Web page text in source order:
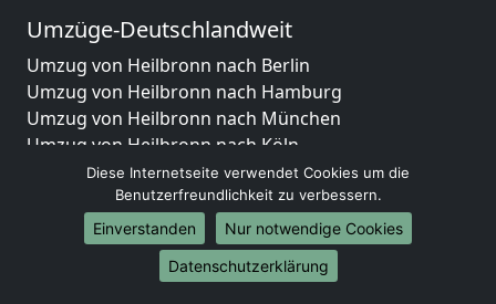
Umzüge-Deutschlandweit
Umzug von Heilbronn nach Berlin
Umzug von Heilbronn nach Hamburg
Umzug von Heilbronn nach München
Umzug von Heilbronn nach Köln
Umzug von Heilbronn nach Frankfurt am Main
Umzug von Heilbronn nach Stuttgart
Umzug von Heilbronn nach Düsseldorf
Umzug von Heilbronn nach Leipzig
Umzug von Heilbronn nach Dortmund
Diese Internetseite verwendet Cookies um die
Benutzerfreundlichkeit zu verbessern.
Einverstanden
Nur notwendige Cookies
Datenschutzerklärung